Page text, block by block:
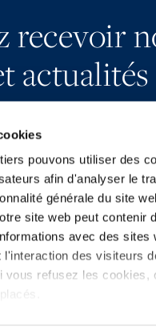
pouvons utiliser des
afin d'analyser le
générale du site
site web peut contenir
avec des
des visiteurs
refusez les cookies,
recevoir
actualités
Nous
Presse